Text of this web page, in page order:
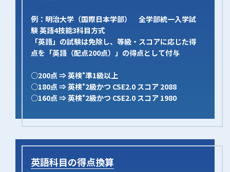
例：明治大学（国際日本学部） 全学部統一入学試
験 英語4技能3科目方式
「英語」の試験は免除し、等級・スコアに応じた得
点を「英語（配点200点）」の得点として付与
○200点 ⇒ 英検®準1級以上
○180点 ⇒ 英検®2級かつ CSE2.0 スコア 2088
○160点 ⇒ 英検®2級かつ CSE2.0 スコア 1980
英語科目の得点換算